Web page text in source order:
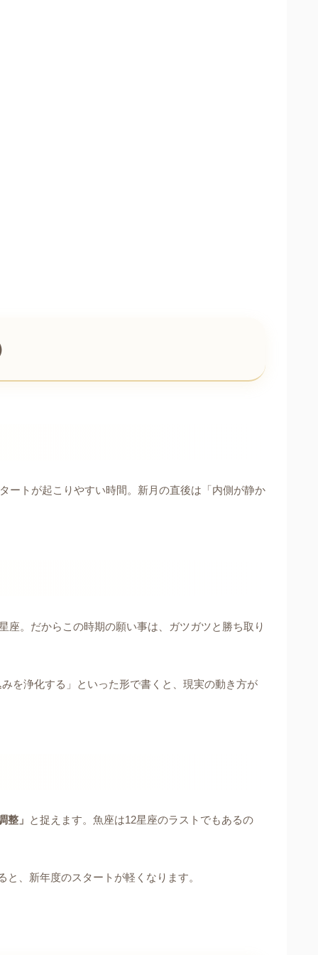
ートが起こりやすい時間。新月の直後は「内側が静か
。だからこの時期の願い事は、ガツガツと勝ち取り
を浄化する」といった形で書くと、現実の動き方が
整」 と捉えます。魚座は12星座のラストでもあるの
と、新年度のスタートが軽くなります。